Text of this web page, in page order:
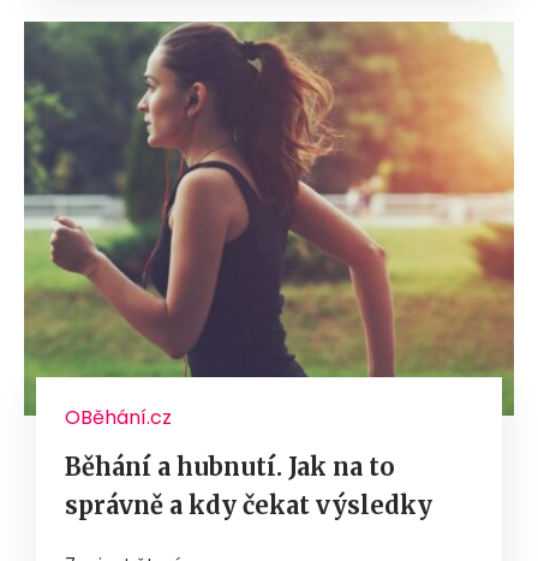
OBěhání.cz
Běhání a hubnutí. Jak na to
správně a kdy čekat výsledky